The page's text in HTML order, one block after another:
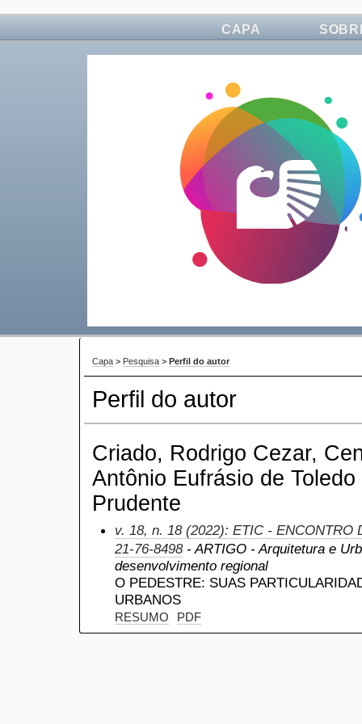
CAPA
Capa > Pesquisa > Perfil do autor
Perfil do autor
Criado, Rodrigo Cezar,
Antônio Eufrásio de
Prudente
v. 18, n. 18 (2022): ETIC - ENCONTRO
21-76-8498- ARTIGO - Arquitetura e
desenvolvimento regional
O PEDESTRE: SUAS
URBANOS
RESUMO PDF